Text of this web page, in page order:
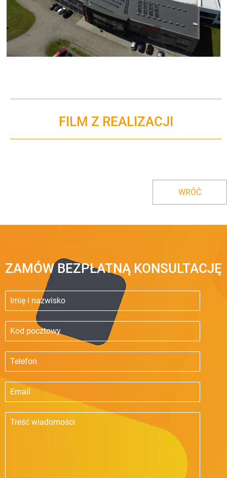
FILM Z REALIZACJI
WRÓĆ
ZAMÓW BEZPŁATNĄ KONSULTACJĘ